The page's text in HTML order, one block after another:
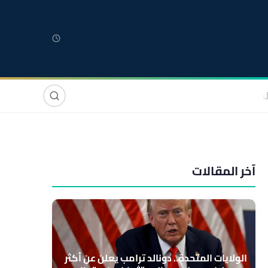
صوت وصورة
آخر المقالات
الولايات المتحدة.. دونالد ترامب يعلن عن أكثر